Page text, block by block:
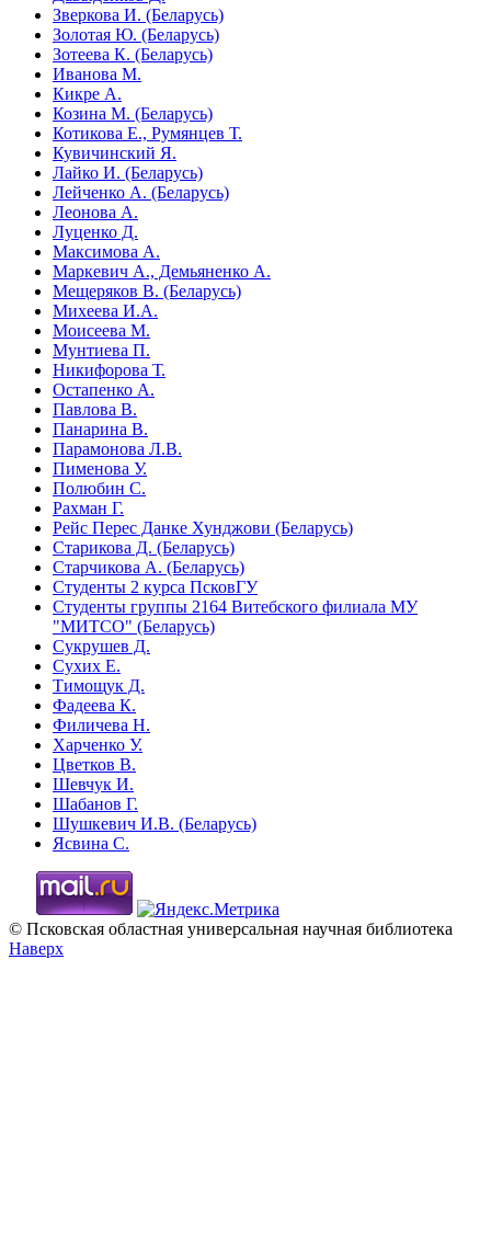
Зверкова И. (Беларусь)
Золотая Ю. (Беларусь)
Зотеева К. (Беларусь)
Иванова М.
Кикре А.
Козина М. (Беларусь)
Котикова Е., Румянцев Т.
Кувичинский Я.
Лайко И. (Беларусь)
Лейченко А. (Беларусь)
Леонова А.
Луценко Д.
Максимова А.
Маркевич А., Демьяненко А.
Мещеряков В. (Беларусь)
Михеева И.А.
Моисеева М.
Мунтиева П.
Никифорова Т.
Остапенко А.
Павлова В.
Панарина В.
Парамонова Л.В.
Пименова У.
Полюбин С.
Рахман Г.
Рейс Перес Данке Хунджови (Беларусь)
Старикова Д. (Беларусь)
Старчикова А. (Беларусь)
Студенты 2 курса ПсковГУ
Студенты группы 2164 Витебского филиала МУ
"МИТСО" (Беларусь)
Сукрушев Д.
Сухих Е.
Тимощук Д.
Фадеева К.
Филичева Н.
Харченко У.
Цветков В.
Шевчук И.
Шабанов Г.
Шушкевич И.В. (Беларусь)
Ясвина С.
© Псковская областная универсальная научная библиотека
Наверх